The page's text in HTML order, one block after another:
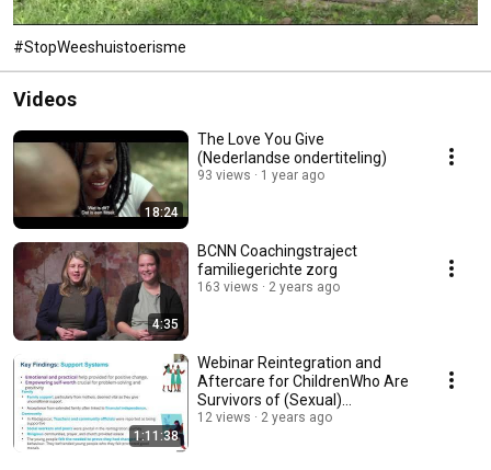
#StopWeeshuistoerisme
Videos
18:24
The Love You Give
(Nederlandse ondertiteling)
93 views 1 year ago
4:35
BCNN Coachingstraject
familiegerichte zorg
163 views 2 years ago
1:11:38
Webinar Reintegration and
Aftercare for ChildrenWho Are
Survivors of (Sexual)
Exploitation
12 views 2 years ago